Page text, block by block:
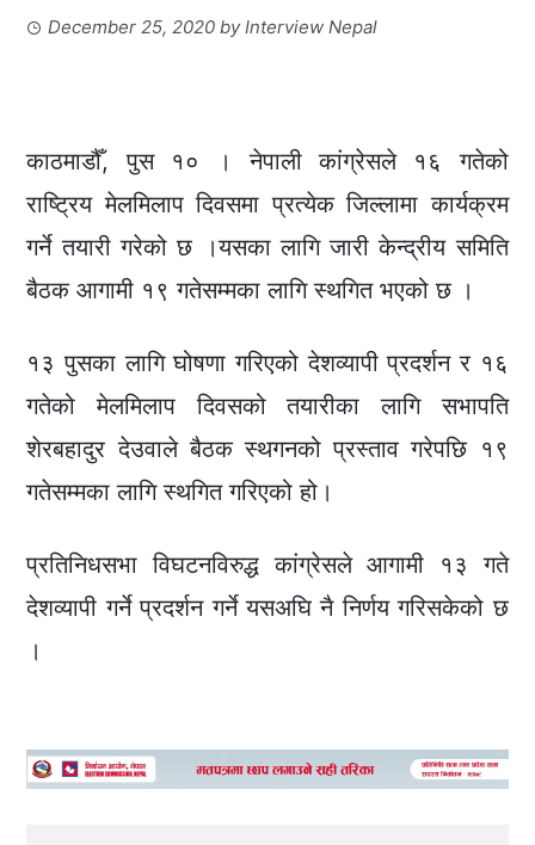
December 25, 2020 byInterview Nepal
काठमाडौँ, पुस १० । नेपाली कांग्रेसले १६ गतेको
राष्ट्रिय मेलमिलाप दिवसमा प्रत्येक जिल्लामा कार्यक्रम
गर्ने तयारी गरेको छ ।यसका लागि जारी केन्द्रीय समिति
बैठक आगामी १९ गतेसम्मका लागि स्थगित भएको छ ।
१३ पुसका लागि घोषणा गरिएको देशव्यापी प्रदर्शन र १६
गतेको मेलमिलाप दिवसको तयारीका लागि सभापति
शेरबहादुर देउवाले बैठक स्थगनको प्रस्ताव गरेपछि १९
गतेसम्मका लागि स्थगित गरिएको हो।
प्रतिनिधसभा विघटनविरुद्ध कांग्रेसले आगामी १३ गते
देशव्यापी गर्ने प्रदर्शन गर्ने यसअघि नै निर्णय गरिसकेको छ
।